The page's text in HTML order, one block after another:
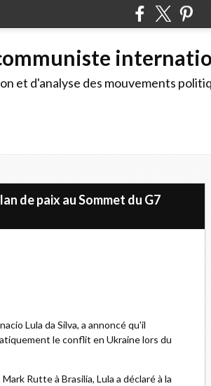
et d'analyse des mouvements
de paix au Sommet du G7
Lula da Silva, a annoncé qu'il
le conflit en Ukraine lors du
Rutte à Brasilia, Lula a déclaré à la